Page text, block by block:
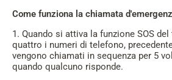
Come funziona la chiamata
1. Quando si attiva la funzione SOS
quattro i numeri di telefono,
vengono chiamati in sequenza per 5
quando qualcuno risponde.